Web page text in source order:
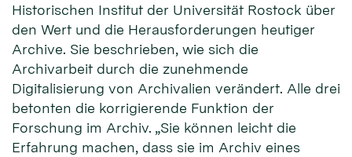
Historischen Institut der Universität Rostock über
den Wert und die Herausforderungen heutiger
Archive. Sie beschrieben, wie sich die
Archivarbeit durch die zunehmende
Digitalisierung von Archivalien verändert. Alle drei
betonten die korrigierende Funktion der
Forschung im Archiv. „Sie können leicht die
Erfahrung machen, dass sie im Archiv eines